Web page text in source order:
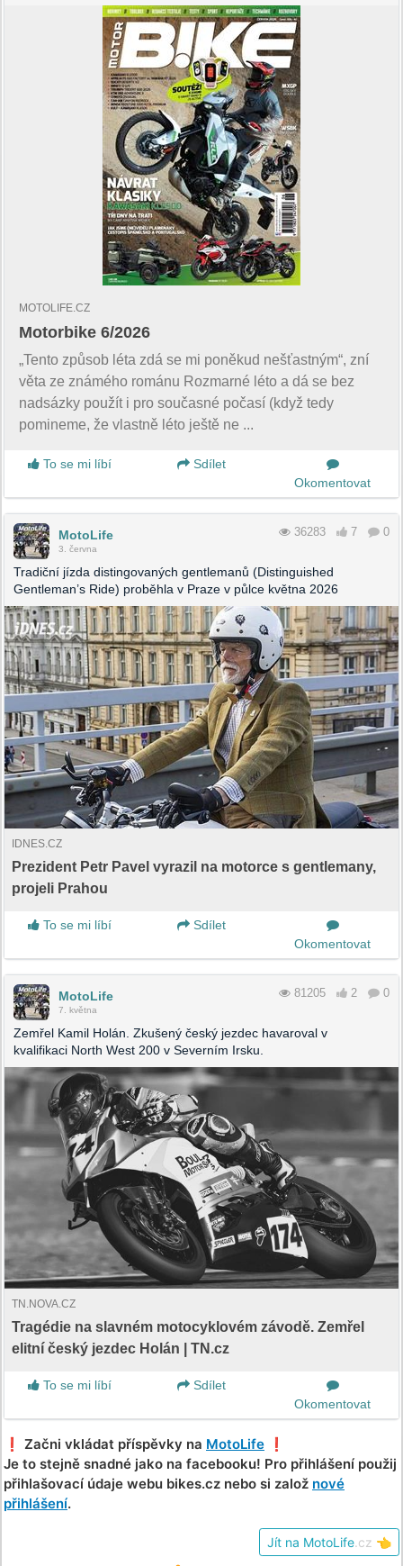
MOTOLIFE.CZ
Motorbike 6/2026
„Tento způsob léta zdá se mi poněkud nešťastným“, zní
věta ze známého románu Rozmarné léto a dá se bez
nadsázky použít i pro současné počasí (když tedy
pomineme, že vlastně léto ještě ne ...
To se mi líbí
Sdílet
Okomentovat
MotoLife
3. června
36283 7 0
Tradiční jízda distingovaných gentlemanů (Distinguished
Gentleman’s Ride) proběhla v Praze v půlce května 2026
IDNES.CZ
Prezident Petr Pavel vyrazil na motorce s gentlemany,
projeli Prahou
To se mi líbí
Sdílet
Okomentovat
MotoLife
7. května
81205 2 0
Zemřel Kamil Holán. Zkušený český jezdec havaroval v
kvalifikaci North West 200 v Severním Irsku.
TN.NOVA.CZ
Tragédie na slavném motocyklovém závodě. Zemřel
elitní český jezdec Holán | TN.cz
To se mi líbí
Sdílet
Okomentovat
❗️ Začni vkládat příspěvky na MotoLife ❗️
Je to stejně snadné jako na facebooku! Pro přihlášení použij
přihlašovací údaje webu bikes.cz nebo si založ nové
přihlášení.
Jít na MotoLife .cz 👈